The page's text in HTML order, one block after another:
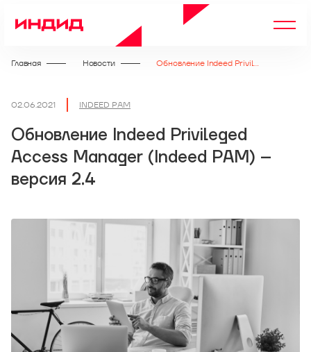
Главная Новости Обновление Indeed Privileged Access Manager (Indeed PAM) – версия 2.4
02.06.2021 INDEED PAM
Обновление Indeed Privileged
Access Manager (Indeed PAM) –
версия 2.4